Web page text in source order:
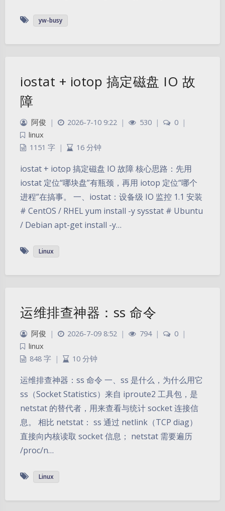
yw-busy
iostat + iotop 搞定磁盘 IO 故
障
阿俊 | 2026-7-10 9:22 | 530 | 0 |
linux
1151 字 | 16 分钟
iostat + iotop 搞定磁盘 IO 故障 核心思路：先用
iostat 定位“哪块盘”有瓶颈，再用 iotop 定位“哪个
进程”在搞事。 一、iostat：设备级 IO 监控 1.1 安装
# CentOS / RHEL yum install -y sysstat # Ubuntu
/ Debian apt-get install -y…
Linux
运维排查神器：ss 命令
阿俊 | 2026-7-09 8:52 | 794 | 0 |
linux
848 字 | 10 分钟
运维排查神器：ss 命令 一、ss 是什么，为什么用它
ss（Socket Statistics）来自 iproute2 工具包，是
netstat 的替代者，用来查看与统计 socket 连接信
息。 相比 netstat： ss 通过 netlink（TCP diag）
直接向内核读取 socket 信息； netstat 需要遍历
/proc/n…
Linux